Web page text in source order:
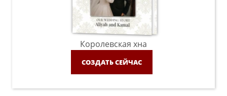
Королевская хна
СОЗДАТЬ СЕЙЧАС